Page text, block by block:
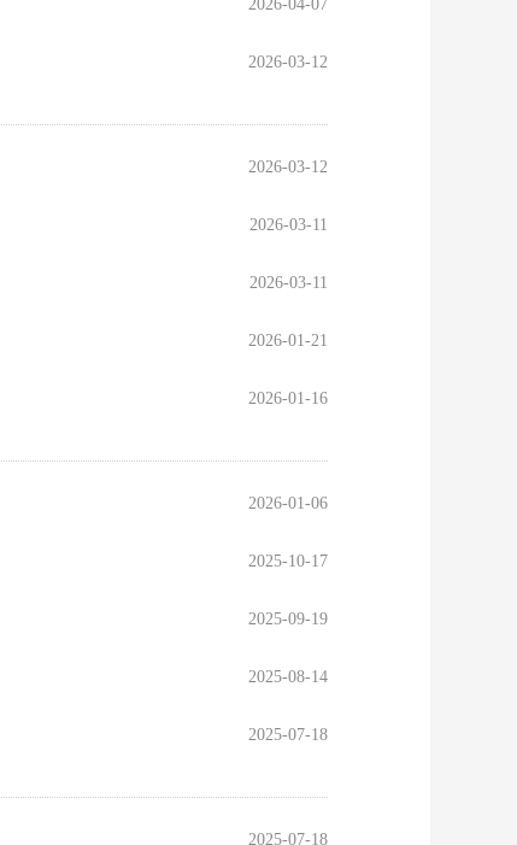
2026-04-07
2026-03-12
2026-03-12
2026-03-11
2026-03-11
2026-01-21
2026-01-16
2026-01-06
2025-10-17
2025-09-19
2025-08-14
2025-07-18
2025-07-18